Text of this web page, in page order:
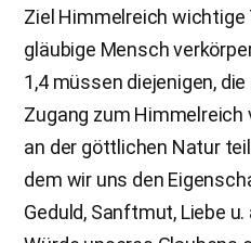
Ziel Himmelreich wichtige
gläubige Mensch
1,4 müssen diejenigen,
Zugang zum
an der göttlichen Natur
dem wir uns den
Geduld, Sanftmut, Liebe u.